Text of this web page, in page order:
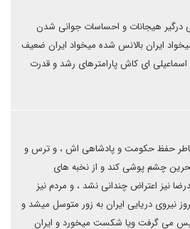
درگیر هیجانات و احساسات جوانی شدن
ایران بالانس شده میخواد ایران ضعیف
ای کاش پارامترهای رشد و قدرت
حفظ حکومت و پادشاهی اش ، و ترس و
چشم پوشی کند و از نخبه های
نیز اعتراض چندانی نشد ، و مردم نیز
نیروی دریایی ایران به زور متوسل میشد و
پس می گرفت ویا شکست میخورد و ایران